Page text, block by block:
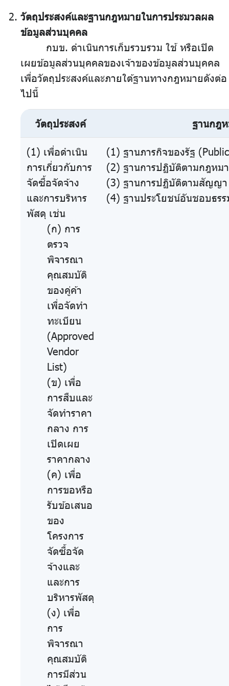
วัตถุประสงค์และฐานกฎหมายในการประมวลผล
ข้อมูลส่วนบุคคล
กบข. ดำเนินการเก็บรวบรวม ใช้ หรือเปิด
เผยข้อมูลส่วนบุคคลของเจ้าของข้อมูลส่วนบุคคล
เพื่อวัตถุประสงค์และภายใต้ฐานทางกฎหมายดังต่อ
ไปนี้
วัตถุประสงค์ ฐานกฎ
(1) เพื่อดำเนิน
การเกี่ยวกับการ
จัดซื้อจัดจ้าง
และการบริหาร
พัสดุ เช่น
(ก) การ
ตรวจ
พิจารณา
คุณสมบัติ
ของคู่ค้า
เพื่อจัดทำ
ทะเบียน
(Approved
Vendor
List)
(ข) เพื่อ
การสืบและ
จัดทำราคา
กลาง การ
เปิดเผย
ราคากลาง
(ค) เพื่อ
การขอหรือ
รับข้อเสนอ
ของ
โครงการ
จัดซื้อจัด
จ้างและ
และการ
บริหารพัสดุ
(ง) เพื่อ
การ
พิจารณา
คุณสมบัติ
การมีส่วน
(1) ฐานภารกิจของรัฐ
(2) ฐานการปฏิบัติตามกฎหม
(3) ฐานการปฏิบัติตามสัญญา
(4) ฐานประโยชน์อันชอบธร